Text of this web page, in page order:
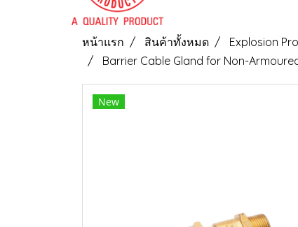
หน้าแรก สินค้าทั้งหมด Explosion
Barrier Cable Gland for Non-
New